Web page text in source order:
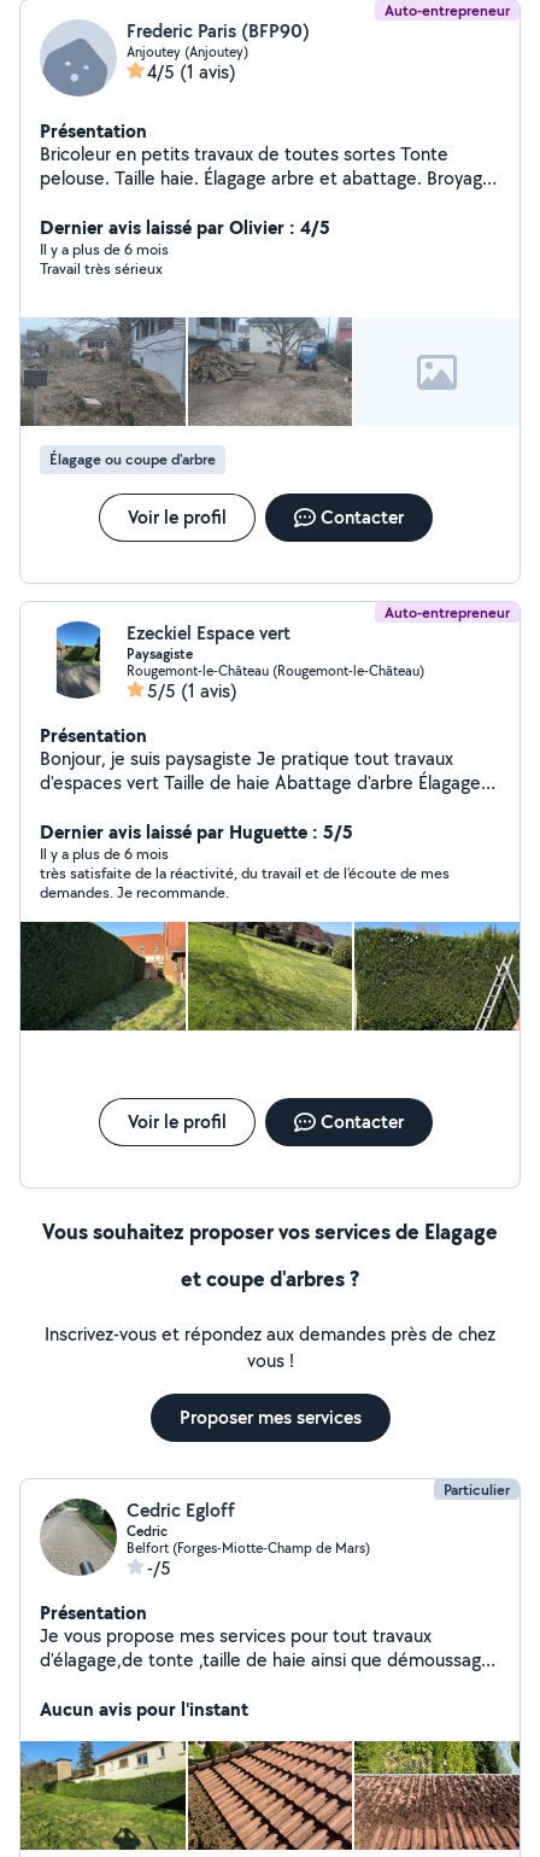
Auto-entrepreneur
Frederic Paris (BFP90)
Anjoutey (Anjoutey)
4/5 (1 avis)
Présentation
Bricoleur en petits travaux de toutes sortes Tonte
pelouse. Taille haie. Élagage arbre et abattage. Broyage
Dernier avis laissé par Olivier : 4/5
Il y a plus de 6 mois
Travail très sérieux
Élagage ou coupe d'arbre
Voir le profil Contacter
Auto-entrepreneur
Ezeckiel Espace vert
Paysagiste
Rougemont-le-Château (Rougemont-le-Château)
5/5 (1 avis)
Présentation
Bonjour, je suis paysagiste Je pratique tout travaux
d'espaces vert Taille de haie Abattage d'arbre Élagage
déplacement gratuit
Dernier avis laissé par Huguette : 5/5
Il y a plus de 6 mois
très satisfaite de la réactivité, du travail et de l'écoute de mes
demandes. Je recommande.
Voir le profil Contacter
Vous souhaitez proposer vos services de Elagage
et coupe d'arbres ?
Inscrivez-vous et répondez aux demandes près de chez
vous !
Proposer mes services
Particulier
Cedric Egloff
Cedric
Belfort (Forges-Miotte-Champ de Mars)
-/5
Présentation
Je vous propose mes services pour tout travaux
d'élagage,de tonte ,taille de haie ainsi que démoussage
Aucun avis pour l'instant